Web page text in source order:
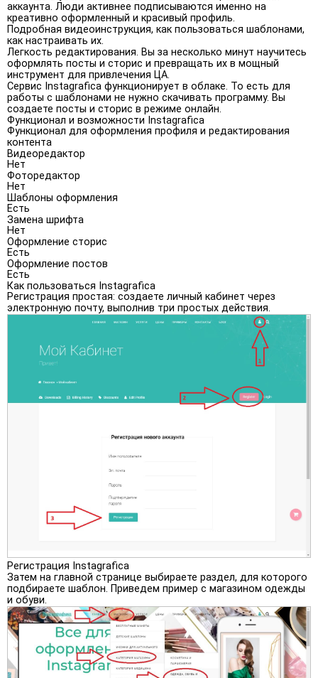
аккаунта. Люди активнее подписываются именно на
креативно оформленный и красивый профиль.
Подробная видеоинструкция, как пользоваться шаблонами,
как настраивать их.
Легкость редактирования. Вы за несколько минут научитесь
оформлять посты и сторис и превращать их в мощный
инструмент для привлечения ЦА.
Сервис Instagrafica функционирует в облаке. То есть для
работы с шаблонами не нужно скачивать программу. Вы
создаете посты и сторис в режиме онлайн.
Функционал и возможности Instagrafica
Функционал для оформления профиля и редактирования
контента
Видеоредактор
Нет
Фоторедактор
Нет
Шаблоны оформления
Есть
Замена шрифта
Нет
Оформление сторис
Есть
Оформление постов
Есть
Как пользоваться Instagrafica
Регистрация простая: создаете личный кабинет через
электронную почту, выполнив три простых действия.
Регистрация Instagrafica
Затем на главной странице выбираете раздел, для которого
подбираете шаблон. Приведем пример с магазином одежды
и обуви.